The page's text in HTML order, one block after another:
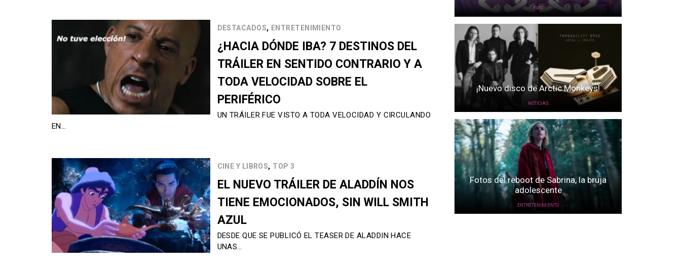
DESTACADOS, ENTRETENIMIENTO
¿HACIA DÓNDE IBA? 7 DESTINOS DEL
TRÁILER EN SENTIDO CONTRARIO Y A
TODA VELOCIDAD SOBRE EL
PERIFÉRICO
UN TRÁILER FUE VISTO A TODA VELOCIDAD Y CIRCULANDO
EN…
CINE Y LIBROS, TOP 3
EL NUEVO TRÁILER DE ALADDÍN NOS
TIENE EMOCIONADOS, SIN WILL SMITH
AZUL
DESDE QUE SE PUBLICÓ EL TEASER DE ALADDIN HACE
UNAS…
TIPS
¡Nuevo disco de Arctic Monkeys!
NOTICIAS
Fotos del reboot de Sabrina, la bruja
adolescente
ENTRETENIMIENTO